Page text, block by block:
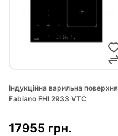
Індукційна варильна поверхня
Fabiano FHI 2933 VTC
17955 грн.